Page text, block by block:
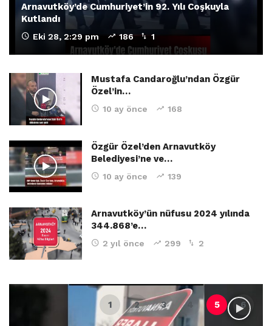
Arnavutköy’de Cumhuriyet’in 92. Yılı Coşkuyla
Kutlandı
Eki 28, 2:29 pm 186 1
Mustafa Candaroğlu’ndan Özgür
Özel’in…
10 ay önce 168
Özgür Özel’den Arnavutköy
Belediyesi’ne ve…
10 ay önce 139
Arnavutköy’ün nüfusu 2024 yılında
344.868’e…
2 yıl önce 299 2